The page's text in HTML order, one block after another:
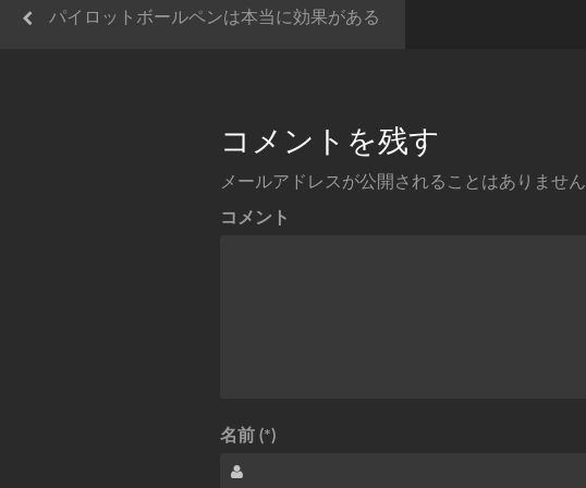
パイロットボールペンは本当に効果がある
コメントを残す
メールアドレスが公開されることはありません
コメント
名前 (*)